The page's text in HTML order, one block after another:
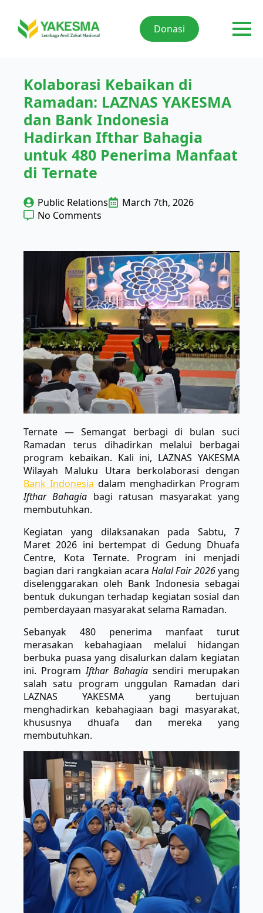
Donasi
Kolaborasi Kebaikan di
Ramadan: LAZNAS YAKESMA
dan Bank Indonesia
Hadirkan Ifthar Bahagia
untuk 480 Penerima Manfaat
di Ternate
Public Relations
March 7th, 2026
No Comments
Ternate — Semangat berbagi di bulan suci
Ramadan terus dihadirkan melalui berbagai
program kebaikan. Kali ini, LAZNAS YAKESMA
Wilayah Maluku Utara berkolaborasi dengan
Bank Indonesia dalam menghadirkan Program
Ifthar Bahagia bagi ratusan masyarakat yang
membutuhkan.
Kegiatan yang dilaksanakan pada Sabtu, 7
Maret 2026 ini bertempat di Gedung Dhuafa
Centre, Kota Ternate. Program ini menjadi
bagian dari rangkaian acaraHalal Fair 2026yang
diselenggarakan oleh Bank Indonesia sebagai
bentuk dukungan terhadap kegiatan sosial dan
pemberdayaan masyarakat selama Ramadan.
Sebanyak 480 penerima manfaat turut
merasakan kebahagiaan melalui hidangan
berbuka puasa yang disalurkan dalam kegiatan
ini. ProgramIfthar Bahagia sendiri merupakan
salah satu program unggulan Ramadan dari
LAZNAS YAKESMA yang bertujuan
menghadirkan kebahagiaan bagi masyarakat,
khususnya dhuafa dan mereka yang
membutuhkan.